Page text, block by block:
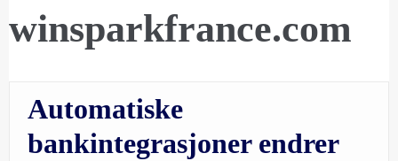
PRÉSENCE OMI
NOUS CONTACTER
winsparkfrance.com
Automatiske
bankintegrasjoner endrer